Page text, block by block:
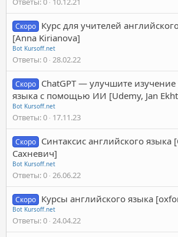
Скоро Курс для учителей
[Anna Kirianova]
Bot Kursoff.net
Ответы 0 28.02.22
Скоро ChatGPT — улучшите изучение
языка с помощью ИИ [Udemy, Jan
Bot Kursoff.net
Ответы 0 17.11.23
Скоро Синтаксис английского языка
Сахневич]
Bot Kursoff.net
Ответы 0 26.06.22
Скоро Курсы английского языка
Bot Kursoff.net
Ответы 0 24.04.22